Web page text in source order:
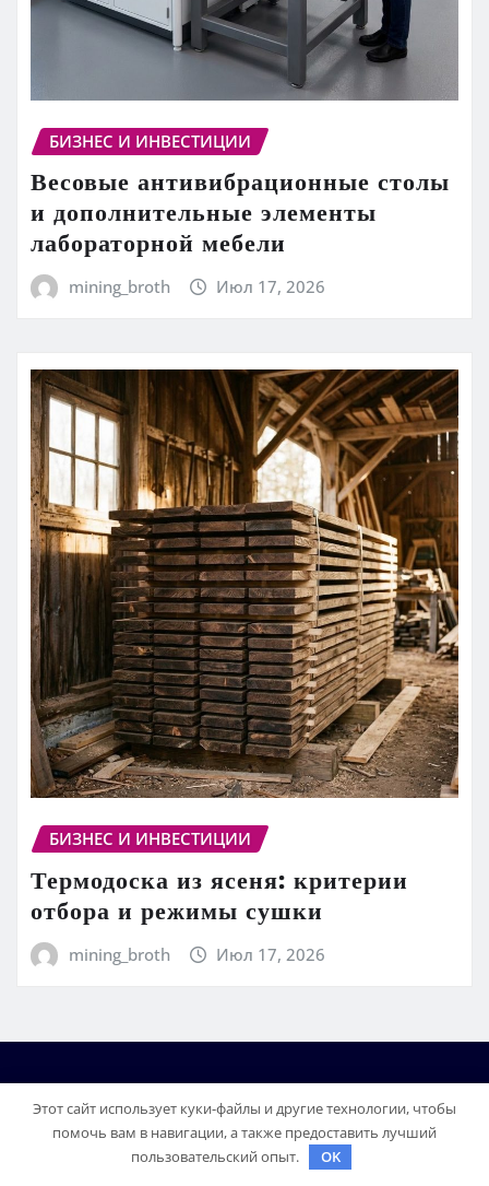
БИЗНЕС И ИНВЕСТИЦИИ
Весовые антивибрационные столы
и дополнительные элементы
лабораторной мебели
mining_broth Июл 17, 2026
БИЗНЕС И ИНВЕСТИЦИИ
Термодоска из ясеня: критерии
отбора и режимы сушки
mining_broth Июл 17, 2026
Этот сайт использует куки-файлы и другие технологии, чтобы
помочь вам в навигации, а также предоставить лучший
пользовательский опыт.
OK